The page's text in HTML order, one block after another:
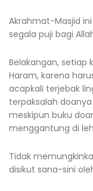
Akrahmat-Masjid
segala puji bagi
Belakangan, setiap
Haram, karena
acapkali terjebak
terpaksalah
meskipun buku
menggantung di
Tidak
disikut sana-sini